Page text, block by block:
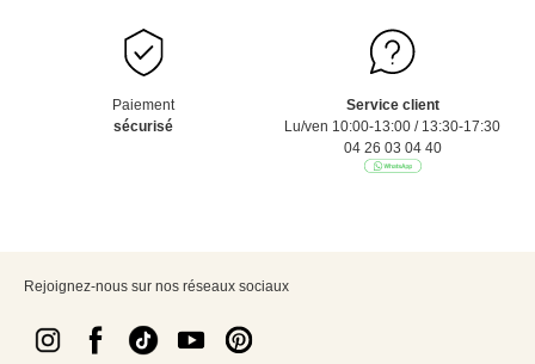
Paiement
sécurisé
Service client
Lu/ven 10:00-13:00 / 13:30-17:30
04 26 03 04 40
Rejoignez-nous sur nos réseaux sociaux